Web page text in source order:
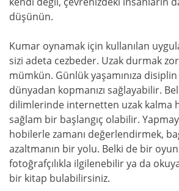
düşünün.
Kumar oynamak için kullanılan
sizi adeta cezbeder. Uzak durmak
mümkün. Günlük yaşamınıza
dünyadan kopmanızı sağlayabilir.
dilimlerinde internetten uzak kalma
sağlam bir başlangıç olabilir.
hobilerle zamanı değerlendirmek,
azaltmanın bir yolu. Belki de bir
fotoğrafçılıkla ilgilenebilir ya da
bir kitap bulabilirsiniz.